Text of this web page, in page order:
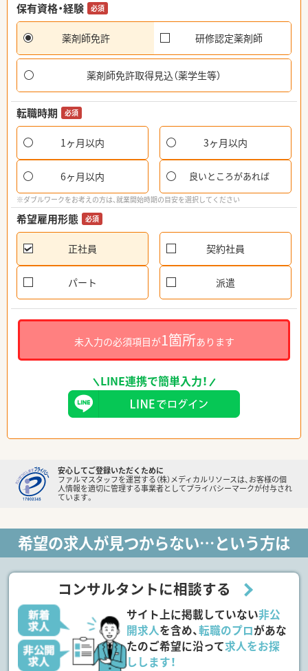
保有資格・経験
必須
薬剤師免許 研修認定薬剤師
薬剤師免許取得見込（薬学生等）
転職時期 必須
1ヶ月以内 3ヶ月以内
6ヶ月以内 良いところがあれば
※ダブルワークをお考えの方は、就業開始時期の目安を選択してください
希望雇用形態 必須
正社員 契約社員
パート 派遣
未入力の必須項目が1箇所あります
LINE連携で簡単入力！
安心してご登録いただくために
ファルマスタッフを運営する（株）メディカルリソースは、お客様の個
人情報を適切に管理する事業者としてプライバシーマークが付与され
ています。
希望の求人が見つからない…という方は
コンサルタントに相談する
サイト上に掲載していない非公
開求人を含め、転職のプロがあな
たのご希望に沿って求人をお探
しします！